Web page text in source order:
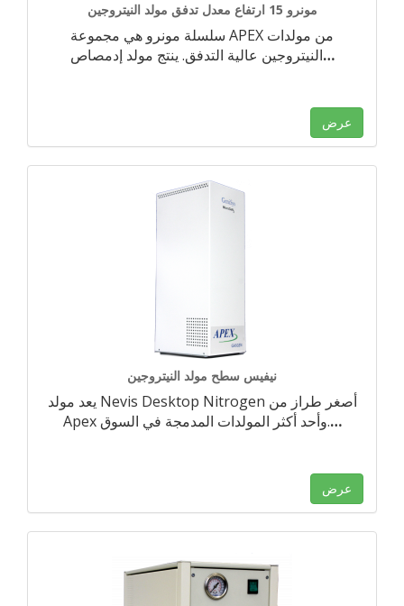
مونرو 15 ارتفاع معدل تدفق مولد النيتروجين
سلسلة مونرو هي مجموعة APEX من مولدات
النيتروجين عالية التدفق. ينتج مولد إدمصاص…
عرض
نيفيس سطح مولد النيتروجين
يعد مولد Nevis Desktop Nitrogen أصغر طراز من
Apex وأحد أكثر المولدات المدمجة في السوق.…
عرض